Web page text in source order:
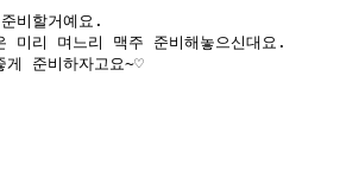
비할거예요.
미리 며느리 맥주 준비해놓으신대요.
게 준비하자고요~♡